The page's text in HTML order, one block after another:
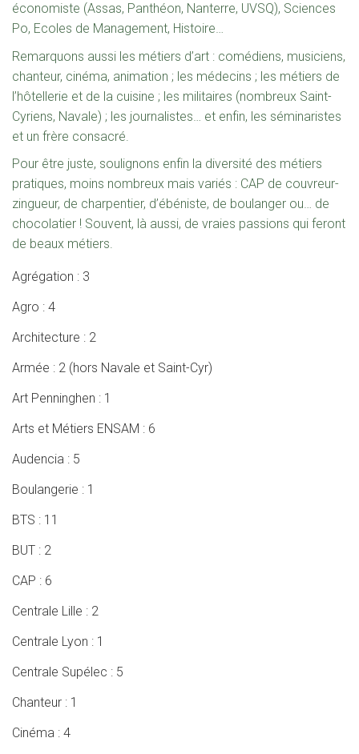
économiste (Assas, Panthéon, Nanterre, UVSQ), Sciences
Po, Ecoles de Management, Histoire…
Remarquons aussi les métiers d’art : comédiens, musiciens,
chanteur, cinéma, animation ; les médecins ; les métiers de
l’hôtellerie et de la cuisine ; les militaires (nombreux Saint-
Cyriens, Navale) ; les journalistes… et enfin, les séminaristes
et un frère consacré.
Pour être juste, soulignons enfin la diversité des métiers
pratiques, moins nombreux mais variés : CAP de couvreur-
zingueur, de charpentier, d’ébéniste, de boulanger ou… de
chocolatier ! Souvent, là aussi, de vraies passions qui feront
de beaux métiers.
Agrégation : 3
Agro : 4
Architecture : 2
Armée : 2 (hors Navale et Saint-Cyr)
Art Penninghen : 1
Arts et Métiers ENSAM : 6
Audencia : 5
Boulangerie : 1
BTS : 11
BUT : 2
CAP : 6
Centrale Lille : 2
Centrale Lyon : 1
Centrale Supélec : 5
Chanteur : 1
Cinéma : 4